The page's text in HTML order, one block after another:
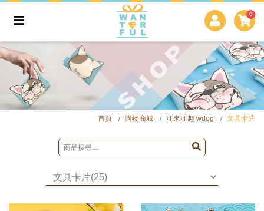
0
首頁 購物商城 汪來汪趣 wdog 文具卡片